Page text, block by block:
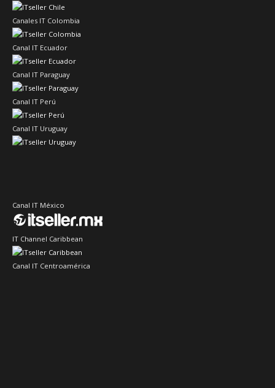
Canales IT Colombia
Canal IT Ecuador
Canal IT Paraguay
Canal IT Perú
Canal IT Uruguay
Canal IT México
IT Channel Caribbean
Canal IT Centroamérica